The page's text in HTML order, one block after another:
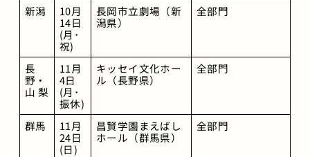
新潟
10月
14日
(月･
祝)
長岡市立劇場（新
潟県）
全部門
長
野・
山 梨
11月
4日
(月･
振休)
キッセイ文化ホー
ル（長野県）
全部門
群馬
11月
24日
(日)
昌賢学園まえばし
ホール（群馬県）
全部門